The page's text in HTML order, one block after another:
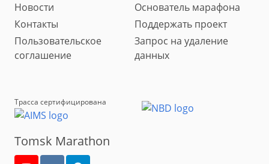
Новости
Основатель марафона
Контакты
Поддержать проект
Пользовательское
соглашение
Запрос на удаление
данных
Трасса сертифицирована
Tomsk Marathon